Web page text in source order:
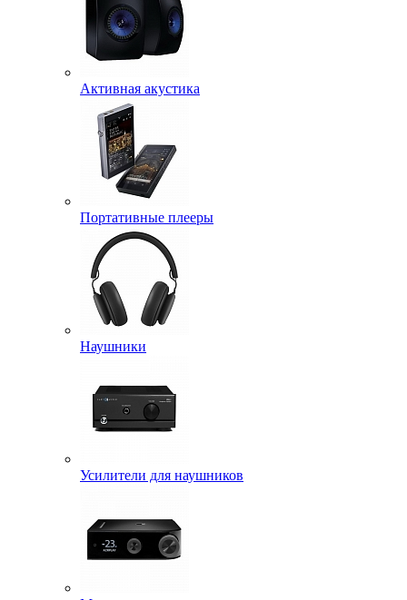
Активная акустика
Портативные плееры
Наушники
Усилители для наушников